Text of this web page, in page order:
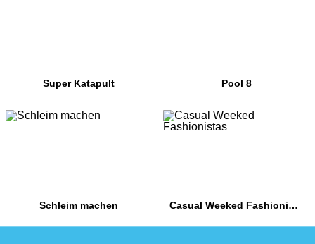
Super Katapult Pool 8
Schleim machen Casual Weeked Fashionistas